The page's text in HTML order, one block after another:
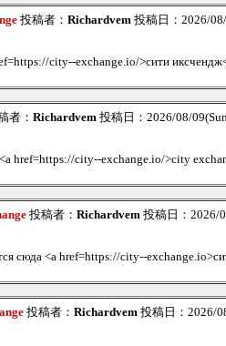
投稿者： Richardvem 投稿日：2026/
city--exchange.io/>сити
者： Richardvem 投稿日：2026/08/
href=https://city--exchange.io/>city
投稿者： Richardvem 投稿日：2026/
сюда <a href=https://city--
投稿者： Richardvem 投稿日：2026/